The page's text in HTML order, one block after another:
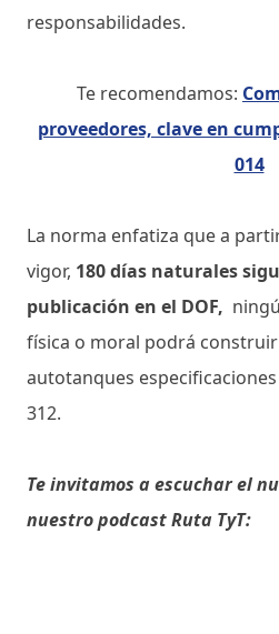
responsabilidades.
Te recomendamos:
proveedores, clave en
014
La norma enfatiza que a
vigor, 180 días naturales
publicación en el DOF,
física o moral podrá
autotanques especificaciones
312.
Te invitamos a escuchar el
nuestro podcast Ruta TyT: